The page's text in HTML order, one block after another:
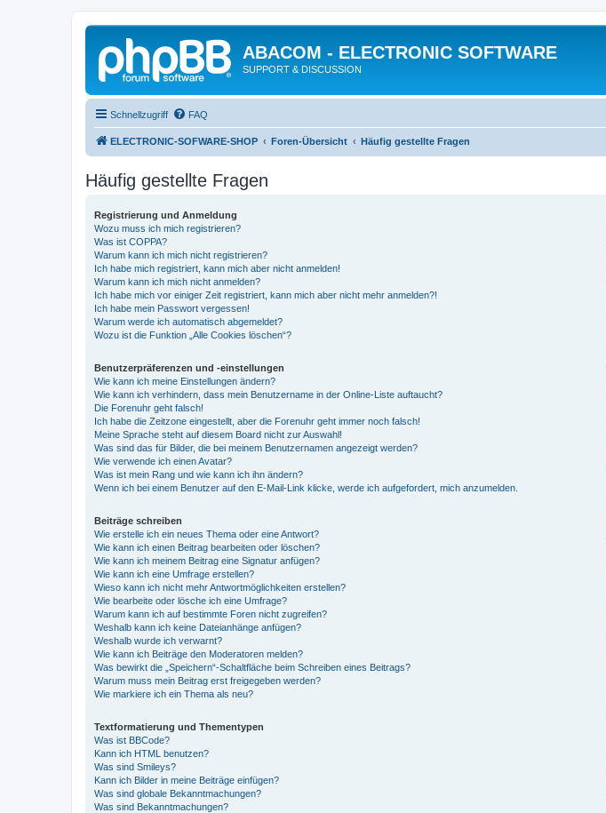
ABACOM - ELECTRONIC SOFTWARE
SUPPORT & DISCUSSION
Schnellzugriff FAQ
ELECTRONIC-SOFWARE-SHOP Foren-Übersicht Häufig gestellte Fragen
Häufig gestellte Fragen
Registrierung und Anmeldung
Wozu muss ich mich registrieren?
Was ist COPPA?
Warum kann ich mich nicht registrieren?
Ich habe mich registriert, kann mich aber nicht anmelden!
Warum kann ich mich nicht anmelden?
Ich habe mich vor einiger Zeit registriert, kann mich aber nicht mehr anmelden?!
Ich habe mein Passwort vergessen!
Warum werde ich automatisch abgemeldet?
Wozu ist die Funktion „Alle Cookies löschen“?
Benutzerpräferenzen und -einstellungen
Wie kann ich meine Einstellungen ändern?
Wie kann ich verhindern, dass mein Benutzername in der Online-Liste auftaucht?
Die Forenuhr geht falsch!
Ich habe die Zeitzone eingestellt, aber die Forenuhr geht immer noch falsch!
Meine Sprache steht auf diesem Board nicht zur Auswahl!
Was sind das für Bilder, die bei meinem Benutzernamen angezeigt werden?
Wie verwende ich einen Avatar?
Was ist mein Rang und wie kann ich ihn ändern?
Wenn ich bei einem Benutzer auf den E-Mail-Link klicke, werde ich aufgefordert, mich anzumelden.
Beiträge schreiben
Wie erstelle ich ein neues Thema oder eine Antwort?
Wie kann ich einen Beitrag bearbeiten oder löschen?
Wie kann ich meinem Beitrag eine Signatur anfügen?
Wie kann ich eine Umfrage erstellen?
Wieso kann ich nicht mehr Antwortmöglichkeiten erstellen?
Wie bearbeite oder lösche ich eine Umfrage?
Warum kann ich auf bestimmte Foren nicht zugreifen?
Weshalb kann ich keine Dateianhänge anfügen?
Weshalb wurde ich verwarnt?
Wie kann ich Beiträge den Moderatoren melden?
Was bewirkt die „Speichern“-Schaltfläche beim Schreiben eines Beitrags?
Warum muss mein Beitrag erst freigegeben werden?
Wie markiere ich ein Thema als neu?
Textformatierung und Thementypen
Was ist BBCode?
Kann ich HTML benutzen?
Was sind Smileys?
Kann ich Bilder in meine Beiträge einfügen?
Was sind globale Bekanntmachungen?
Was sind Bekanntmachungen?